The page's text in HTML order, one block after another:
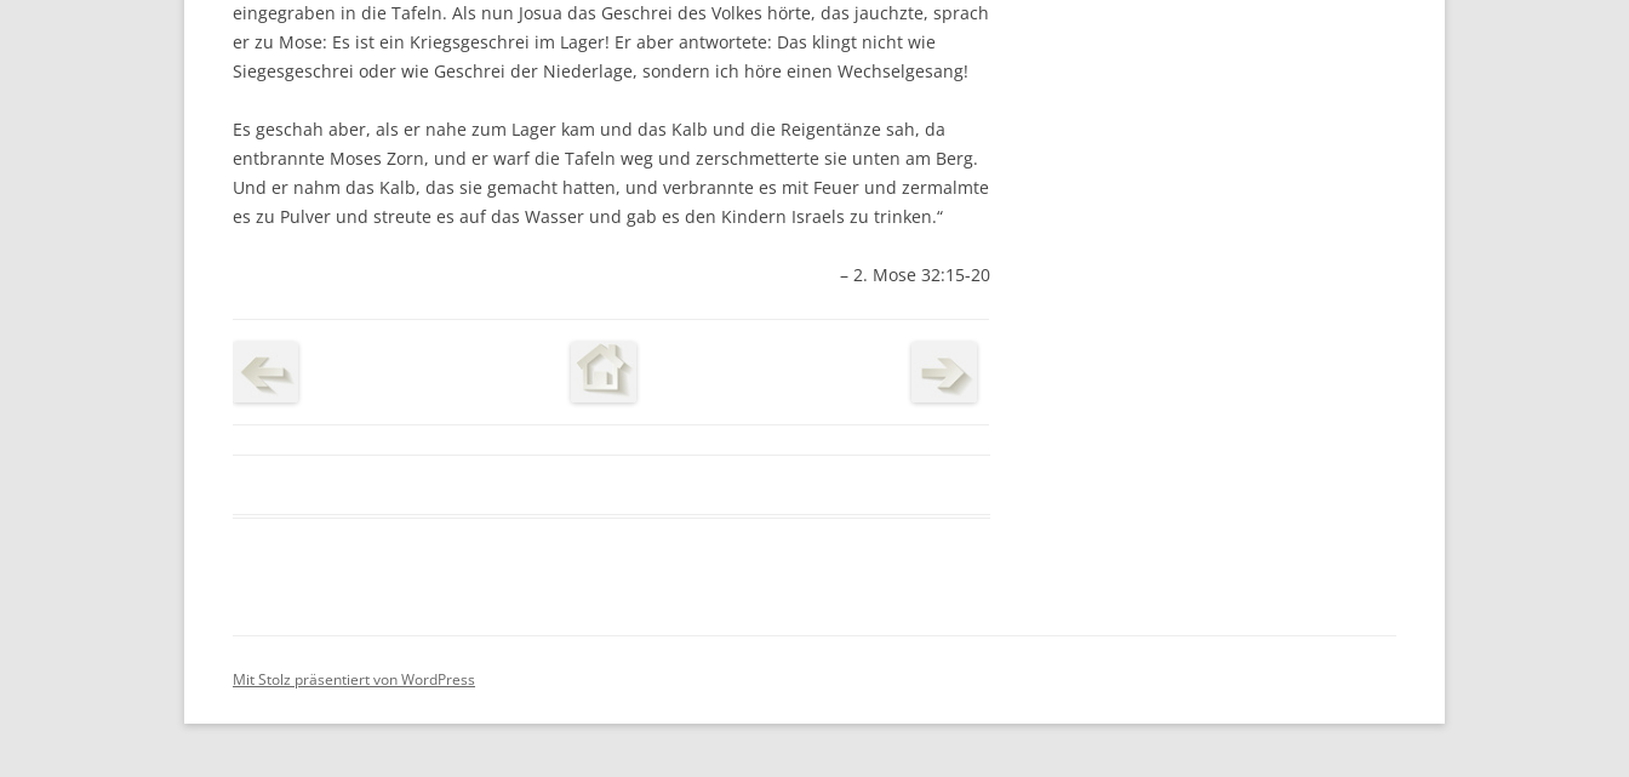
eingegraben in die Tafeln. Als nun Josua das Geschrei des Volkes hörte, das jauchzte, sprach
er zu Mose: Es ist ein Kriegsgeschrei im Lager! Er aber antwortete: Das klingt nicht wie
Siegesgeschrei oder wie Geschrei der Niederlage, sondern ich höre einen Wechselgesang!
Es geschah aber, als er nahe zum Lager kam und das Kalb und die Reigentänze sah, da
entbrannte Moses Zorn, und er warf die Tafeln weg und zerschmetterte sie unten am Berg.
Und er nahm das Kalb, das sie gemacht hatten, und verbrannte es mit Feuer und zermalmte
es zu Pulver und streute es auf das Wasser und gab es den Kindern Israels zu trinken.“
– 2. Mose 32:15-20
Mit Stolz präsentiert von WordPress